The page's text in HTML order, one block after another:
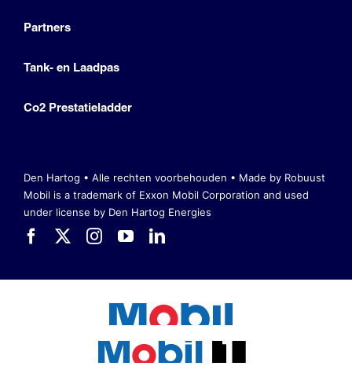
Partners
Tank- en Laadpas
Co2 Prestatieladder
Den Hartog • Alle rechten voorbehouden • Made by Robuust
Mobil is a trademark of Exxon Mobil Corporation and used
under license by Den Hartog Energies